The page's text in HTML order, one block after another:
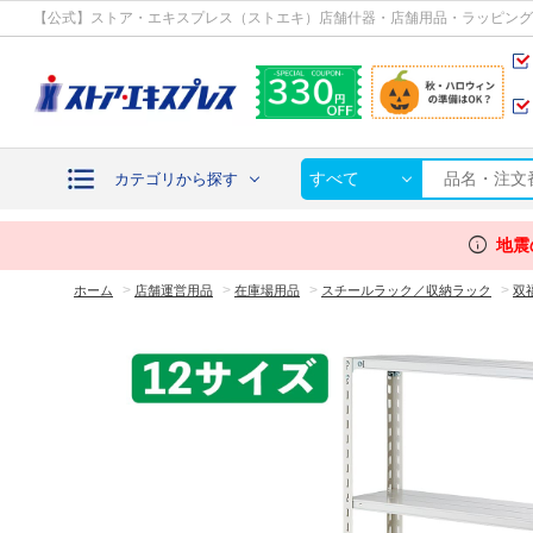
【公式】ストア・エキスプレス（ストエキ）店舗什器・店舗用品・ラッピン
カテゴリから探す すべて
info 地
ホーム > 店舗運営用品 > 在庫場用品 > スチールラック／収納ラック > 双